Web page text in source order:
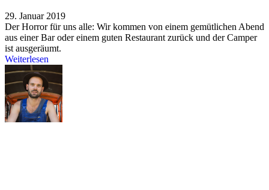
29. Januar 2019
Der Horror für uns alle: Wir kommen von einem gemütlichen Abend
aus einer Bar oder einem guten Restaurant zurück und der Camper
ist ausgeräumt.
Weiterlesen